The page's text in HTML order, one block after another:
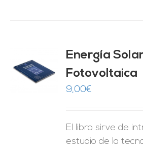
Energía
Fotovoltaica
9,00€
El libro sirve de
estudio de la